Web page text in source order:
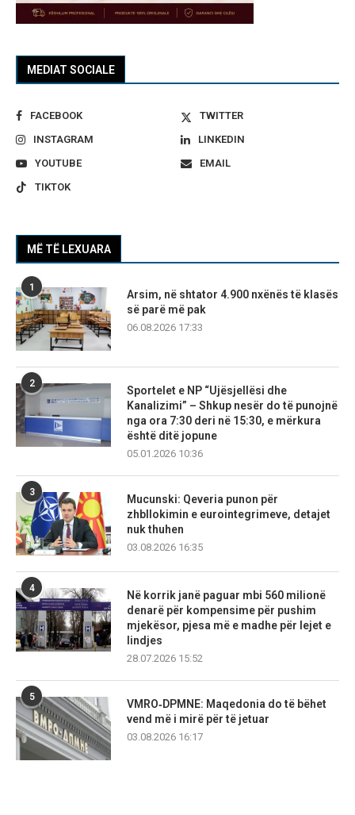
MEDIAT SOCIALE
FACEBOOK
TWITTER
INSTAGRAM
LINKEDIN
YOUTUBE
EMAIL
TIKTOK
MË TË LEXUARA
1
Arsim, në shtator 4.900 nxënës të klasës
së parë më pak
06.08.2026 17:33
2
Sportelet e NP “Ujësjellësi dhe
Kanalizimi” – Shkup nesër do të punojnë
nga ora 7:30 deri në 15:30, e mërkura
është ditë jopune
05.01.2026 10:36
3
Mucunski: Qeveria punon për
zhbllokimin e eurointegrimeve, detajet
nuk thuhen
03.08.2026 16:35
4
Në korrik janë paguar mbi 560 milionë
denarë për kompensime për pushim
mjekësor, pjesa më e madhe për lejet e
lindjes
28.07.2026 15:52
5
VMRO‑DPMNE: Maqedonia do të bëhet
vend më i mirë për të jetuar
03.08.2026 16:17